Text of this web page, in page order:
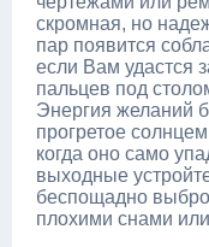
скромная, но
пар появится
если Вам удастся
пальцев под
Энергия желаний
прогретое
когда оно само
выходные
беспощадно
плохими снами